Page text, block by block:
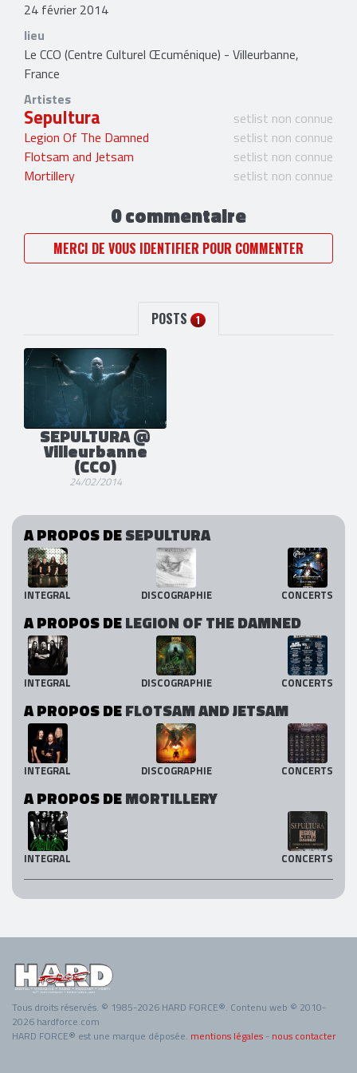
24 février 2014
lieu
Le CCO (Centre Culturel Œcuménique) - Villeurbanne,
France
Artistes
Sepultura
setlist non connue
Legion Of The Damned
setlist non connue
Flotsam and Jetsam
setlist non connue
Mortillery
setlist non connue
0 commentaire
MERCI DE VOUS IDENTIFIER POUR COMMENTER
POSTS 1
SEPULTURA @
Villeurbanne
(CCO)
24/02/2014
A PROPOS DESEPULTURA
INTEGRAL DISCOGRAPHIE CONCERTS
A PROPOS DELEGION OF THE DAMNED
INTEGRAL DISCOGRAPHIE CONCERTS
A PROPOS DEFLOTSAM AND JETSAM
INTEGRAL DISCOGRAPHIE CONCERTS
A PROPOS DEMORTILLERY
INTEGRAL CONCERTS
Tous droits réservés. © 1985-2026 HARD FORCE®. Contenu web © 2010-
2026 hardforce.com
HARD FORCE® est une marque déposée. mentions légales - nous contacter